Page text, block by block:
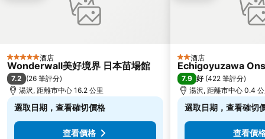
5 星級 酒店
Wonderwall美好境界 日本苗場館
7.2 (26 筆評分)
湯沢, 距離市中心 16.2 公里
選取日期，查看確切價格
查看價格
2 星級
酒店
Echigoyuzawa
7.9 好 (422 筆評分)
湯沢, 距離市中心 0.4
選取日期，查看確切
查看價